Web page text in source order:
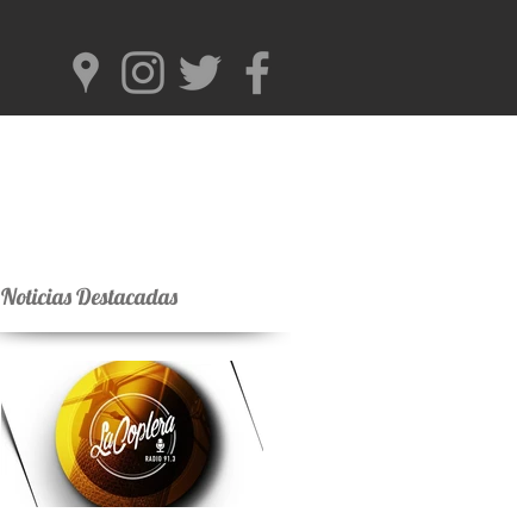
Noticias Destacadas